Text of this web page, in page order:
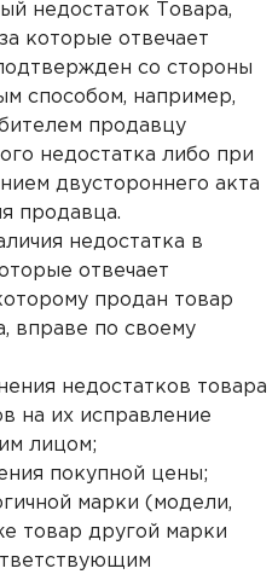
недостаток Товара,
которые отвечает
со стороны
способом, например,
продавцу
недостатка либо при
двустороннего акта
продавца.
недостатка в
отвечает
продан товар
вправе по своему
недостатков товара
на их исправление
лицом;
покупной цены;
марки (модели,
товар другой марки